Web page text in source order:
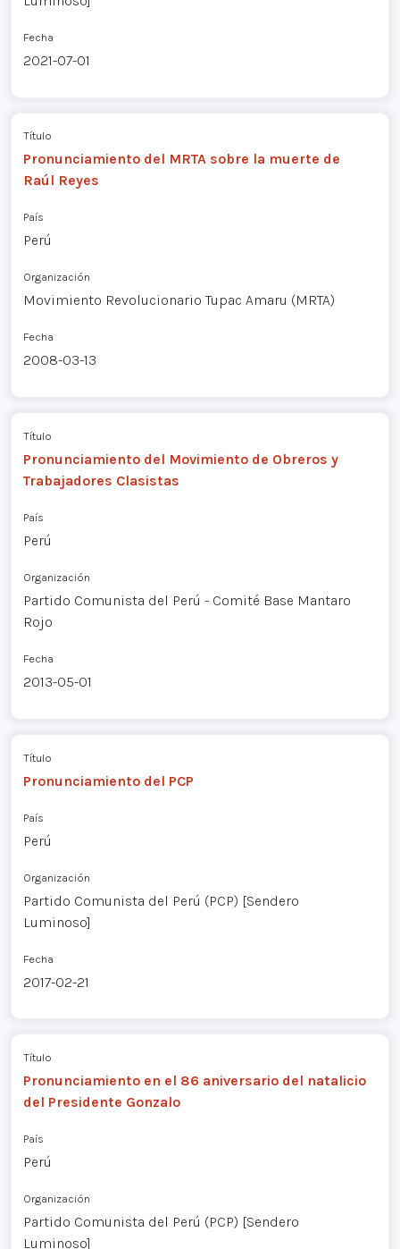
Fecha
2021-07-01
Título
Pronunciamiento del MRTA sobre la muerte de
Raúl Reyes
País
Perú
Organización
Movimiento Revolucionario Tupac Amaru (MRTA)
Fecha
2008-03-13
Título
Pronunciamiento del Movimiento de Obreros y
Trabajadores Clasistas
País
Perú
Organización
Partido Comunista del Perú - Comité Base Mantaro
Rojo
Fecha
2013-05-01
Título
Pronunciamiento del PCP
País
Perú
Organización
Partido Comunista del Perú (PCP) [Sendero
Luminoso]
Fecha
2017-02-21
Título
Pronunciamiento en el 86 aniversario del natalicio
del Presidente Gonzalo
País
Perú
Organización
Partido Comunista del Perú (PCP) [Sendero
Luminoso]